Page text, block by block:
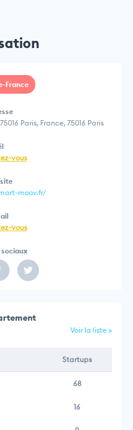
France
Paris, France, 75016 Paris
vous
moov.fr/
vous
sociaux
Voir la liste »
Startups
68
16